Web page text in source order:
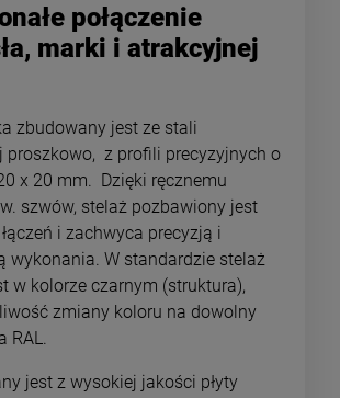
połączenie
marki i atrakcyjnej
zbudowany jest ze stali
proszkowo, z profili precyzyjnych o
x 20 mm. Dzięki ręcznemu
szwów, stelaż pozbawiony jest
i zachwyca precyzją i
wykonania. W standardzie stelaż
w kolorze czarnym (struktura),
zmiany koloru na dowolny
RAL.
jest z wysokiej jakości płyty